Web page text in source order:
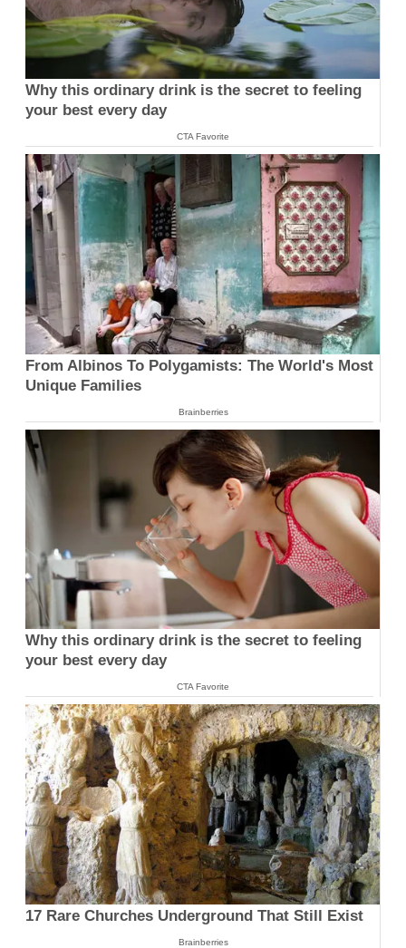
Why this ordinary drink is the secret to feeling
your best every day
CTA Favorite
From Albinos To Polygamists: The World's Most
Unique Families
Brainberries
Why this ordinary drink is the secret to feeling
your best every day
CTA Favorite
17 Rare Churches Underground That Still Exist
Brainberries